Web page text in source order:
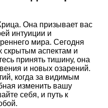
Она призывает вас
интуиции и
мира. Сегодня
скрытым аспектам и
принять тишину, она
и новых озарений.
когда за видимым
изменить вашу
себя, и путь к